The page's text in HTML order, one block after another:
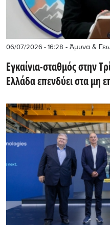
06/07/2026 - 16:28 - Άμυνα &
Εγκαίνια-σταθμός στην
Ελλάδα επενδύει στα μη